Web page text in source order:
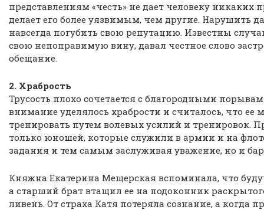
представлениям «честь» не дает человеку никаких
делает его более уязвимым, чем другие. Нарушить
навсегда погубить свою репутацию. Известны
свою непоправимую вину, давал честное слово
обещание.
2. Храбрость
Трусость плохо сочетается с благородными
внимание уделялось храбрости и считалось, что ее
тренировать путем волевых усилий и тренировок.
только юношей, которые служили в армии и на
задания и тем самым заслуживая уважение, но и
Княжна Екатерина Мещерская вспоминала, что
а старший брат втащил ее на подоконник
ливень. От страха Катя потеряла сознание, а когда